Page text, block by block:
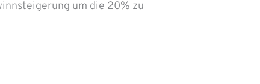
um die 20% zu